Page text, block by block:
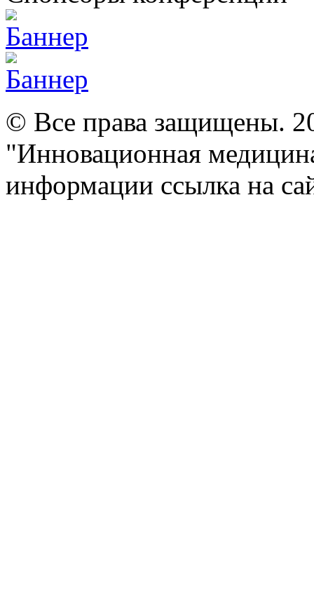
© Все права защищены.
"Инновационная
информации ссылка на